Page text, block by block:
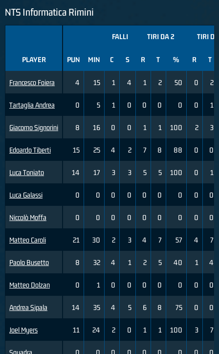
NTS Informatica Rimini
PLAYER
Francesco Foiera
Tartaglia Andrea
Giacomo Signorini
Edoardo Tiberti
Luca Toniato
Luca Galassi
Niccolò Moffa
Matteo Caroli
Paolo Busetto
Matteo Dolzan
Andrea Sipala
Joel Myers
FALLI TIRI DA 2 TIRI
PUN MIN C S R T % R T
4 15 1 4 1 2 50 0 2
0 5 1 0 0 0 0 0 1
8 16 0 0 1 1 100 2 3
15 25 4 2 7 8 88 0 0
14 17 3 3 5 5 100 0 1
0 0 0 0 0 0 0 0 0
0 0 0 0 0 0 0 0 0
21 30 2 3 4 7 57 4 7
8 32 4 1 2 5 40 1 4
0 1 0 0 0 0 0 0 0
14 35 4 5 6 8 75 0 0
11 24 2 0 1 1 100 3 7